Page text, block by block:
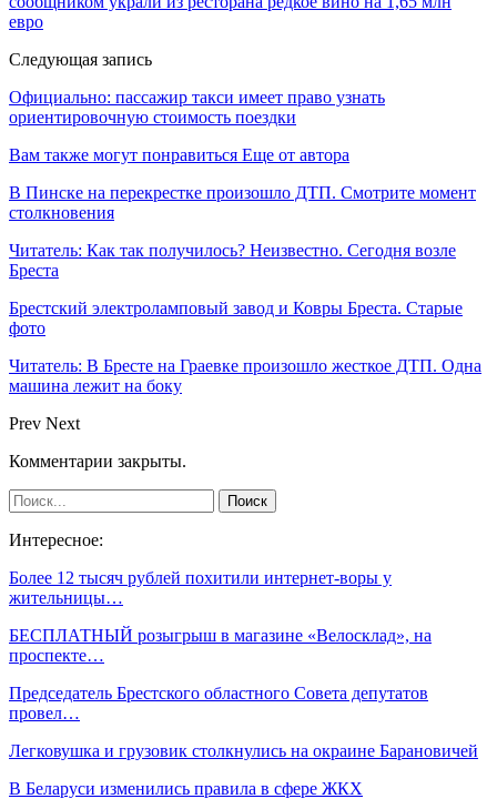
евро
Следующая запись
Официально: пассажир такси имеет право узнать
ориентировочную стоимость поездки
Вам также могут понравиться Еще от автора
В Пинске на перекрестке произошло ДТП. Смотрите момент
столкновения
Читатель: Как так получилось? Неизвестно. Сегодня возле
Бреста
Брестский электроламповый завод и Ковры Бреста. Старые
фото
Читатель: В Бресте на Граевке произошло жесткое ДТП. Одна
машина лежит на боку
Prev Next
Комментарии закрыты.
Интересное:
Более 12 тысяч рублей похитили интернет-воры у
жительницы…
БЕСПЛАТНЫЙ розыгрыш в магазине «Велосклад», на
проспекте…
Председатель Брестского областного Совета депутатов
провел…
Легковушка и грузовик столкнулись на окраине Барановичей
В Беларуси изменились правила в сфере ЖКХ